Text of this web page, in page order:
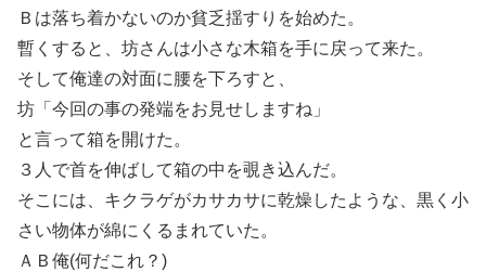
Ｂは落ち着かないのか貧乏揺すりを始めた。
暫くすると、坊さんは小さな木箱を手に戻って来た。
そして俺達の対面に腰を下ろすと、
坊「今回の事の発端をお見せしますね」
と言って箱を開けた。
３人で首を伸ばして箱の中を覗き込んだ。
そこには、キクラゲがカサカサに乾燥したような、黒く小
さい物体が綿にくるまれていた。
ＡＢ俺(何だこれ？)